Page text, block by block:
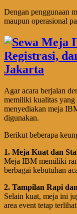
Dengan penggunaan
maupun operasional
Agar acara berjalan
memiliki kualitas yang
menyediakan meja
digunakan.
Berikut beberapa
1. Meja Kuat dan
Meja IBM memiliki
berbagai kebutuhan
2. Tampilan Rapi
Selain kuat, meja ini
area event tetap